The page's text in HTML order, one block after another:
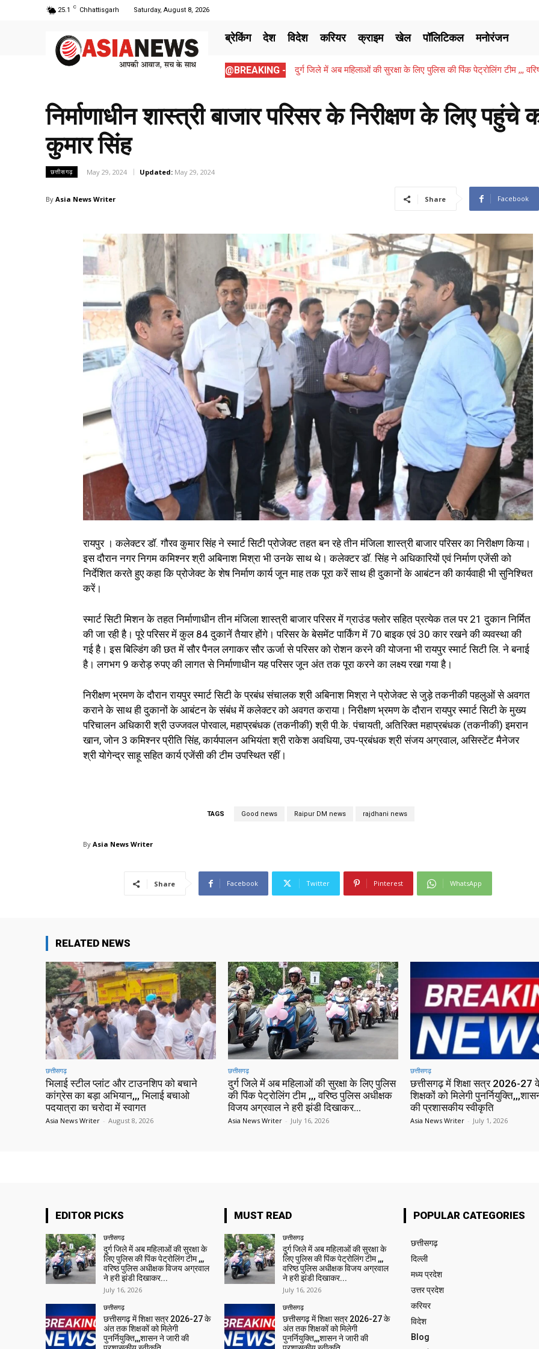
25.1 C Chhattisgarh Saturday, August 8, 2026
ब्रेकिंग देश विदेश करियर क्राइम खेल पॉलिटिकल मनोरंजन
@BREAKING -
दुर्ग जिले में अब महिलाओं की सुरक्षा के लिए पुलिस की पिंक पेट्रोलिंग टीम ,,,
निर्माणाधीन शास्त्री बाजार परिसर के निरीक्षण के लिए
कुमार सिंह
छत्तीसगढ़ May 29, 2024 Updated: May 29, 2024
By Asia News Writer Share Facebook
रायपुर । कलेक्टर डॉ. गौरव कुमार सिंह ने स्मार्ट सिटी प्रोजेक्ट तहत बन रहे तीन मंजिला शास्त्री बाजार परिसर का निरीक्षण किया।
इस दौरान नगर निगम कमिश्नर श्री अबिनाश मिश्रा भी उनके साथ थे। कलेक्टर डॉ. सिंह ने अधिकारियों एवं निर्माण एजेंसी को
निर्देशित करते हुए कहा कि प्रोजेक्ट के शेष निर्माण कार्य जून माह तक पूरा करें साथ ही दुकानों के आबंटन की कार्यवाही भी सुनिश्चित
करें।
स्मार्ट सिटी मिशन के तहत निर्माणाधीन तीन मंजिला शास्त्री बाजार परिसर में ग्राउंड फ्लोर सहित प्रत्येक तल पर 21 दुकान निर्मित
की जा रही है। पूरे परिसर में कुल 84 दुकानें तैयार होंगे। परिसर के बेसमेंट पार्किंग में 70 बाइक एवं 30 कार रखने की व्यवस्था की
गई है। इस बिल्डिंग की छत में सौर पैनल लगाकर सौर ऊर्जा से परिसर को रोशन करने की योजना भी रायपुर स्मार्ट सिटी लि. ने बनाई
है। लगभग 9 करोड़ रुपए की लागत से निर्माणाधीन यह परिसर जून अंत तक पूरा करने का लक्ष्य रखा गया है।
निरीक्षण भ्रमण के दौरान रायपुर स्मार्ट सिटी के प्रबंध संचालक श्री अबिनाश मिश्रा ने प्रोजेक्ट से जुड़े तकनीकी पहलुओं से अवगत
कराने के साथ ही दुकानों के आबंटन के संबंध में कलेक्टर को अवगत कराया। निरीक्षण भ्रमण के दौरान रायपुर स्मार्ट सिटी के मुख्य
परिचालन अधिकारी श्री उज्जवल पोरवाल, महाप्रबंधक (तकनीकी) श्री पी.के. पंचायती, अतिरिक्त महाप्रबंधक (तकनीकी) इमरान
खान, जोन 3 कमिश्नर प्रीति सिंह, कार्यपालन अभियंता श्री राकेश अवधिया, उप-प्रबंधक श्री संजय अग्रवाल, असिस्टेंट मैनेजर
श्री योगेन्द्र साहू सहित कार्य एजेंसी की टीम उपस्थित रहीं।
TAGS Good news Raipur DM news rajdhani news
By Asia News Writer
Share Facebook Twitter Pinterest WhatsApp
RELATED NEWS
छत्तीसगढ़
भिलाई स्टील प्लांट और टाउनशिप को बचाने
कांग्रेस का बड़ा अभियान,,, भिलाई बचाओ
पदयात्रा का चरोदा में स्वागत
Asia News Writer - August 8, 2026
छत्तीसगढ़
दुर्ग जिले में अब महिलाओं की सुरक्षा के लिए पुलिस
की पिंक पेट्रोलिंग टीम ,,, वरिष्ठ पुलिस अधीक्षक
विजय अग्रवाल ने हरी झंडी दिखाकर...
Asia News Writer - July 16, 2026
छत्तीसगढ़
छत्तीसगढ़ में शिक्षा सत्र 2026-
शिक्षकों को मिलेगी
की प्रशासकीय स्वीकृति
Asia News Writer - July 1, 2026
EDITOR PICKS
छत्तीसगढ़
दुर्ग जिले में अब महिलाओं की सुरक्षा के
लिए पुलिस की पिंक पेट्रोलिंग टीम ,,,
वरिष्ठ पुलिस अधीक्षक विजय अग्रवाल
ने हरी झंडी दिखाकर...
July 16, 2026
छत्तीसगढ़
छत्तीसगढ़ में शिक्षा सत्र 2026-27 के
अंत तक शिक्षकों को मिलेगी
पुनर्नियुक्ति,,,शासन ने जारी की
MUST READ
छत्तीसगढ़
दुर्ग जिले में अब महिलाओं की सुरक्षा के
लिए पुलिस की पिंक पेट्रोलिंग टीम ,,,
वरिष्ठ पुलिस अधीक्षक विजय अग्रवाल
ने हरी झंडी दिखाकर...
July 16, 2026
छत्तीसगढ़
छत्तीसगढ़ में शिक्षा सत्र 2026-27 के
अंत तक शिक्षकों को मिलेगी
पुनर्नियुक्ति,,,शासन ने जारी की
POPULAR CATEGORIES
छत्तीसगढ़
दिल्ली
मध्य प्रदेश
उत्तर प्रदेश
करियर
विदेश
Blog